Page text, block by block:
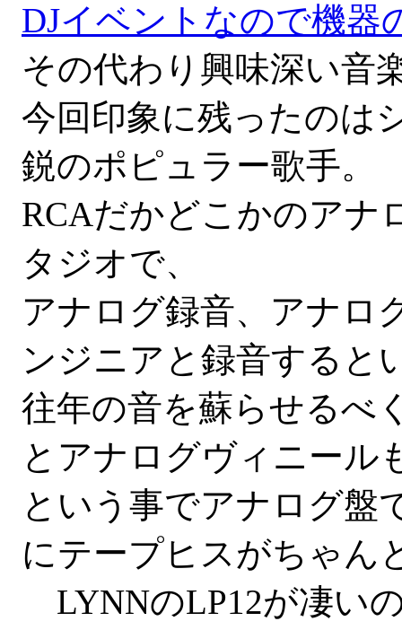
DJイベントなので機器
その代わり興味深い音
今回印象に残ったのは
鋭のポピュラー歌手。
RCAだかどこかのアナ
タジオで、
アナログ録音、アナロ
ンジニアと録音すると
往年の音を蘇らせるべ
とアナログヴィニール
という事でアナログ盤
にテープヒスがちゃん
LYNNのLP12が凄い